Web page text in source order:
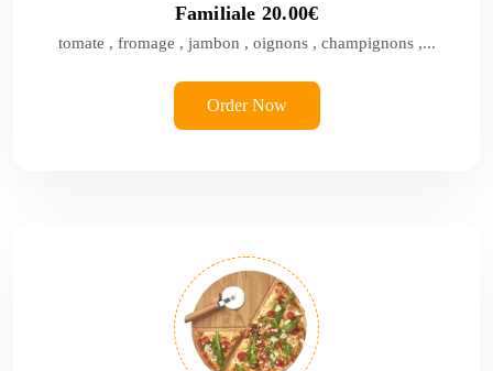
Familiale 20.00€
tomate , fromage , jambon , oignons , champignons ,...
Order Now